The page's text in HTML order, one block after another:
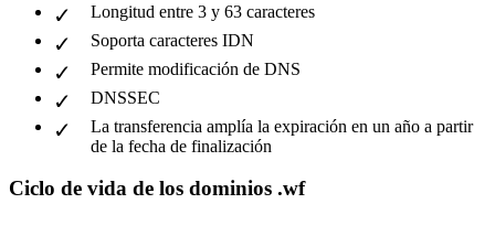
Longitud entre 3 y 63 caracteres
Soporta caracteres IDN
Permite modificación de DNS
DNSSEC
La transferencia amplía la expiración en un año a partir
de la fecha de finalización
Ciclo de vida de los dominios .wf